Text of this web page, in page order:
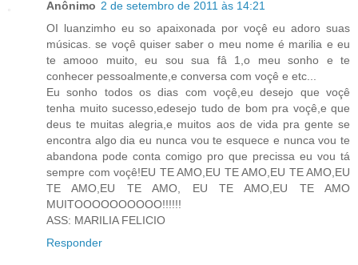
Anônimo 2 de setembro de 2011 às 14:21
OI luanzimho eu so apaixonada por voçê eu adoro suas
músicas. se voçê quiser saber o meu nome é marilia e eu
te amooo muito, eu sou sua fâ 1,o meu sonho e te
conhecer pessoalmente,e conversa com voçê e etc...
Eu sonho todos os dias com voçê,eu desejo que voçê
tenha muito sucesso,edesejo tudo de bom pra voçê,e que
deus te muitas alegria,e muitos aos de vida pra gente se
encontra algo dia eu nunca vou te esquece e nunca vou te
abandona pode conta comigo pro que precissa eu vou tá
sempre com voçê!EU TE AMO,EU TE AMO,EU TE AMO,EU
TE AMO,EU TE AMO, EU TE AMO,EU TE AMO
MUITOOOOOOOOOO!!!!!!
ASS: MARILIA FELICIO
Responder